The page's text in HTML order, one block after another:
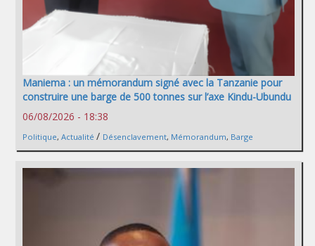
Maniema : un mémorandum signé avec la Tanzanie pour
construire une barge de 500 tonnes sur l’axe Kindu-Ubundu
06/08/2026 - 18:38
Politique, Actualité / Désenclavement, Mémorandum, Barge